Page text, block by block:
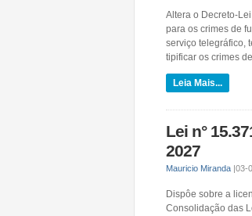
Altera o Decreto-
para os crimes de
serviço telegráfico,
tipificar os crimes
Leia Mais...
Lei n°
2027
Mauricio Miranda |03-
Dispôe sobre a
Consolidação das